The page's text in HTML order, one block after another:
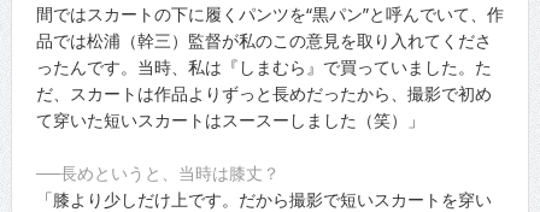
間ではスカートの下に履くパンツを“黒パン”と呼んでいて、作
品では松浦（幹三）監督が私のこの意見を取り入れてくださ
ったんです。当時、私は『しまむら』で買っていました。た
だ、スカートは作品よりずっと長めだったから、撮影で初め
て穿いた短いスカートはスースーしました（笑）」
──長めというと、当時は膝丈？
「膝より少しだけ上です。だから撮影で短いスカートを穿い